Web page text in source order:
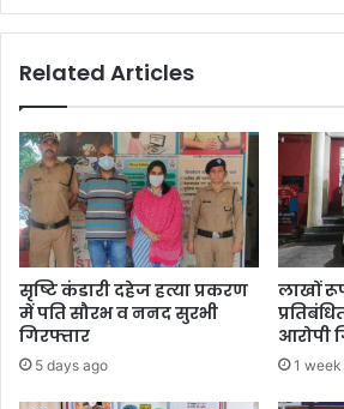
ऐसे
Related Articles
सृष्टि कंडारी दहेज हत्या प्रकरण
में पति सौरभ व ननद सुरभी
गिरफ्तार
5 days ago
लाखों
आरोपी
1